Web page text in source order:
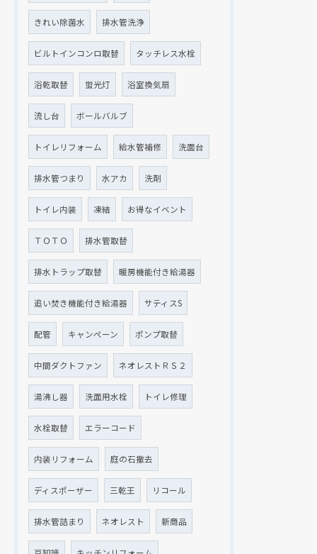
きれい除菌水 排水管洗浄
ビルトインコンロ取替 タッチレス水栓
浴乾取替 蛍光灯 浴室換気扇
流し台 ボールバルブ
トイレリフォーム 給水管補修 洗面台
排水管つまり 水アカ 洗剤
トイレ内装 凍結 お得なイベント
ＴＯＴＯ 排水管取替
排水トラップ取替 暖房機能付き給湯器
追い焚き機能付き給湯器 サティスS
配管 キャンペーン ポンプ取替
中間ダクトファン ネオレストＲＳ２
湯沸し器 洗面用水栓 トイレ修理
水栓取替 エラーコード
内装リフォーム 庭の石撤去
ディスポーザー 三乾王 リコール
排水管詰まり ネオレスト 新商品